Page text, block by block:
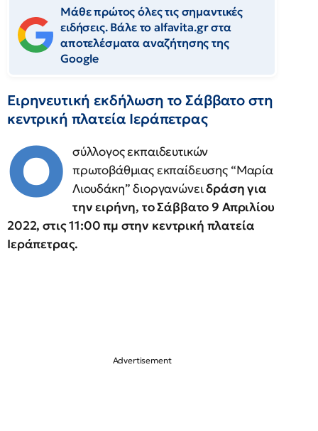
Μάθε πρώτος όλες τις σημαντικές
ειδήσεις. Βάλε το alfavita.gr στα
αποτελέσματα αναζήτησης της
Google
Ειρηνευτική εκδήλωση το Σάββατο στη
κεντρική πλατεία Ιεράπετρας
Ο σύλλογος εκπαιδευτικών
πρωτοβάθμιας εκπαίδευσης “Μαρία
Λιουδάκη” διοργανώνειδράση για
την ειρήνη, το Σάββατο 9 Απριλίου
2022, στις 11:00 πμ στην κεντρική πλατεία
Ιεράπετρας.